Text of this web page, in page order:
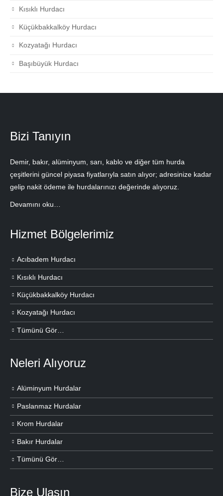
Kısıklı Hurdacı
Küçükbakkalköy Hurdacı
Kozyatağı Hurdacı
Başıbüyük Hurdacı
Bizi Tanıyın
Demir, bakır, alüminyum, sarı, kablo ve diğer tüm hurda
çeşitlerini güncel piyasa fiyatlarıyla satın alıyor; adresinize kadar
gelip nakit ödeme ile hurdalarınızı değerinde alıyoruz.
Devamını oku…
Hizmet Bölgelerimiz
Acıbadem Hurdacı
Kısıklı Hurdacı
Küçükbakkalköy Hurdacı
Kozyatağı Hurdacı
Tümünü Gör…
Neleri Alıyoruz
Alüminyum Hurdalar
Paslanmaz Hurdalar
Krom Hurdalar
Bakır Hurdalar
Tümünü Gör…
Bize Ulaşın